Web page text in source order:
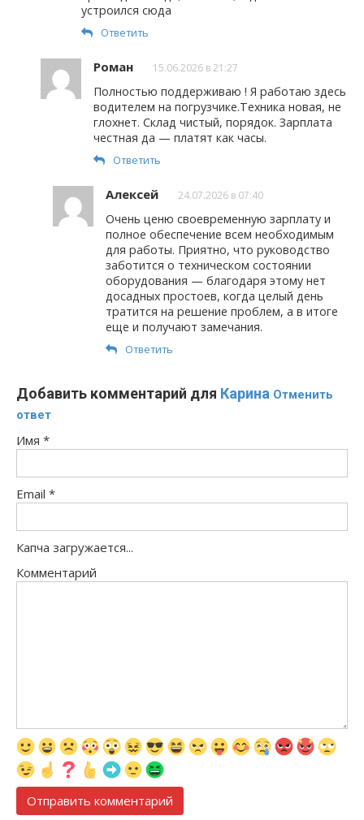
устроился сюда
Ответить
Роман 15.06.2026 в 21:27
Полностью поддерживаю ! Я работаю здесь
водителем на погрузчике.Техника новая, не
глохнет. Склад чистый, порядок. Зарплата
честная да — платят как часы.
Ответить
Алексей 24.07.2026 в 07:40
Очень ценю своевременную зарплату и
полное обеспечение всем необходимым
для работы. Приятно, что руководство
заботится о техническом состоянии
оборудования — благодаря этому нет
досадных простоев, когда целый день
тратится на решение проблем, а в итоге
еще и получают замечания.
Ответить
Добавить комментарий для Карина Отменить
ответ
Имя *
Email *
Капча загружается...
Комментарий